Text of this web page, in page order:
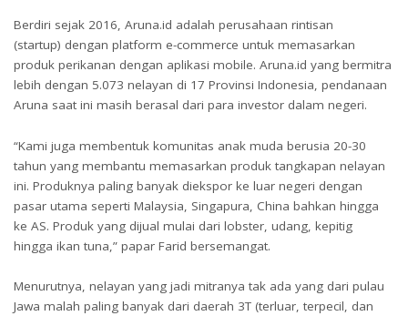
Berdiri sejak 2016, Aruna.id adalah perusahaan rintisan
(startup) dengan platform e-commerce untuk memasarkan
produk perikanan dengan aplikasi mobile. Aruna.id yang bermitra
lebih dengan 5.073 nelayan di 17 Provinsi Indonesia, pendanaan
Aruna saat ini masih berasal dari para investor dalam negeri.
“Kami juga membentuk komunitas anak muda berusia 20-30
tahun yang membantu memasarkan produk tangkapan nelayan
ini. Produknya paling banyak diekspor ke luar negeri dengan
pasar utama seperti Malaysia, Singapura, China bahkan hingga
ke AS. Produk yang dijual mulai dari lobster, udang, kepitig
hingga ikan tuna,” papar Farid bersemangat.
Menurutnya, nelayan yang jadi mitranya tak ada yang dari pulau
Jawa malah paling banyak dari daerah 3T (terluar, terpecil, dan